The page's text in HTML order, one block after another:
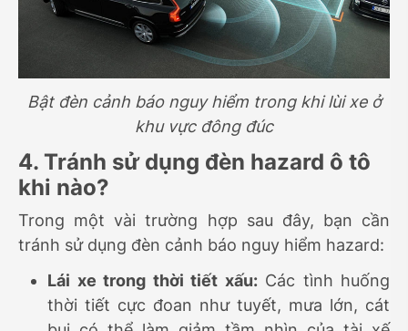
Bật đèn cảnh báo nguy hiểm trong khi lùi xe ở
khu vực đông đúc
4. Tránh sử dụng đèn hazard ô tô
khi nào?
Trong một vài trường hợp sau đây, bạn cần
tránh sử dụng đèn cảnh báo nguy hiểm hazard:
Lái xe trong thời tiết xấu:Các tình huống
thời tiết cực đoan như tuyết, mưa lớn, cát